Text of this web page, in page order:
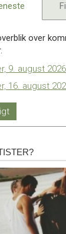
over
9. august 2026
16. august